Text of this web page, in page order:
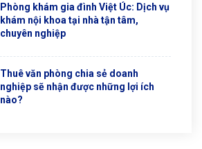
Phòng khám gia đình Việt Úc: Dịch vụ
khám nội khoa tại nhà tận tâm,
chuyên nghiệp
Thuê văn phòng chia sẻ doanh
nghiệp sẽ nhận được những lợi ích
nào?